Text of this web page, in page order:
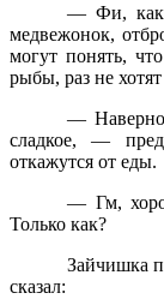
— Фи,
медвежонок,
могут понять,
рыбы, раз не
—
сладкое, —
откажутся от еды.
— Гм,
Только как?
Зайчишка
сказал: